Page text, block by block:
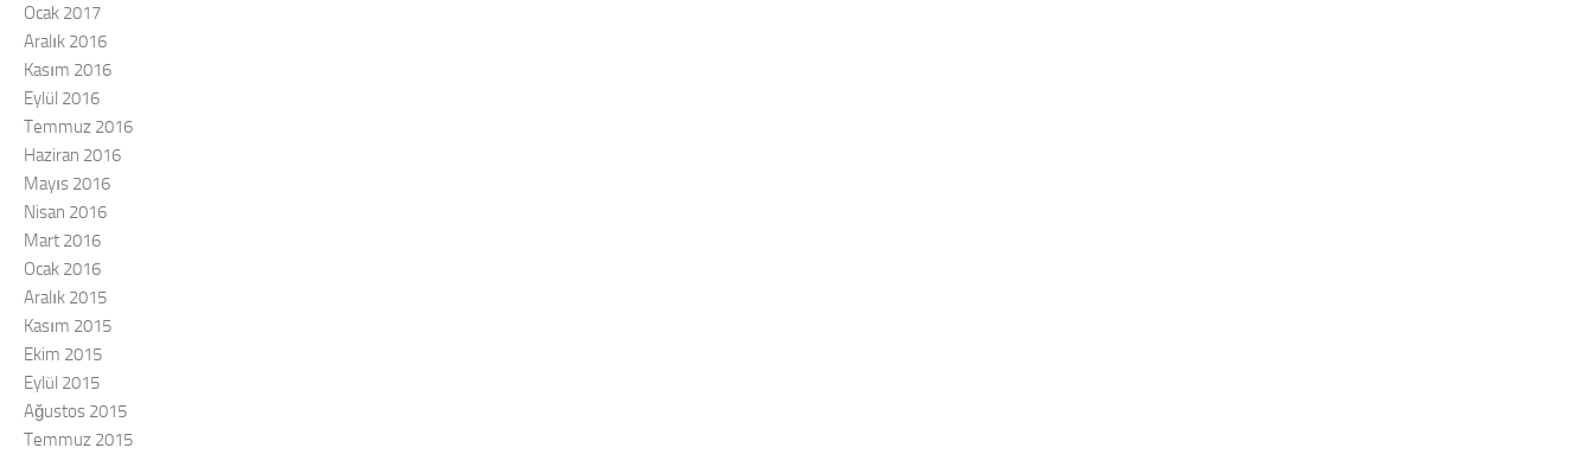
Ocak 2017
Aralık 2016
Kasım 2016
Eylül 2016
Temmuz 2016
Haziran 2016
Mayıs 2016
Nisan 2016
Mart 2016
Ocak 2016
Aralık 2015
Kasım 2015
Ekim 2015
Eylül 2015
Ağustos 2015
Temmuz 2015